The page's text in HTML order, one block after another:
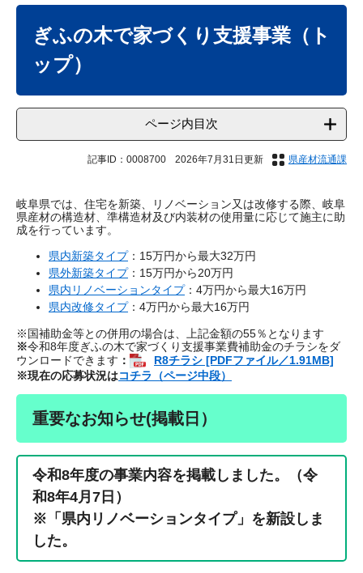
ぎふの木で家づくり支援事業（ト
ップ）
ページ内目次
記事ID：0008700 2026年7月31日更新 県産材流通課
岐阜県では、住宅を新築、リノベーション又は改修する際、岐阜
県産材の構造材、準構造材及び内装材の使用量に応じて施主に助
成を行っています。
県内新築タイプ：15万円から最大32万円
県外新築タイプ：15万円から20万円
県内リノベーションタイプ：4万円から最大16万円
県内改修タイプ：4万円から最大16万円
※国補助金等との併用の場合は、上記金額の55％となります
※令和8年度ぎふの木で家づくり支援事業費補助金の​チラシをダ
ウンロードできます ：
R8チラシ [PDFファイル／1.91MB]
※現在の応募状況はコチラ（ページ中段）
重要なお知らせ(掲載日）
令和8年度の事業内容を掲載しました。（令
和8年4月7日）
※「県内リノベーションタイプ」を新設しま
した。